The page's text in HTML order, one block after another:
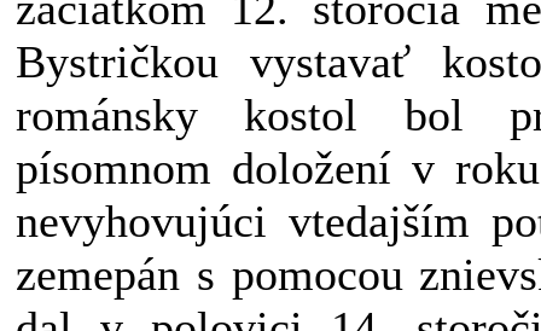
Bystričkou vystavať
románsky kostol bol
písomnom doložení v
nevyhovujúci vtedajším
zemepán s pomocou